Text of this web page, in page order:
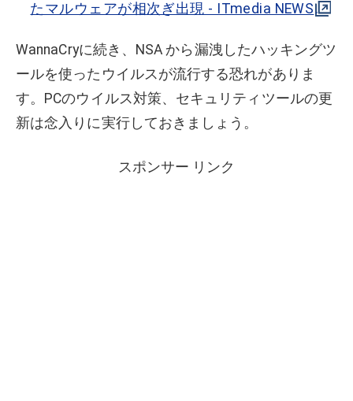
たマルウェアが相次ぎ出現 - ITmedia NEWS
WannaCryに続き、NSA から漏洩したハッキングツ
ールを使ったウイルスが流行する恐れがありま
す。PCのウイルス対策、セキュリティツールの更
新は念入りに実行しておきましょう。
スポンサー リンク